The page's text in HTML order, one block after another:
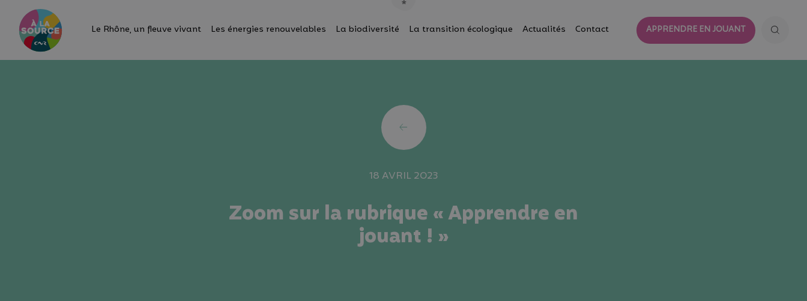
Le Rhône, un fleuve vivant Les énergies renouvelables La biodiversité La transition écologique Actualités Contact APPRENDRE EN JOUANT
18 AVRIL 2023
Zoom sur la rubrique « Apprendre en
jouant ! »